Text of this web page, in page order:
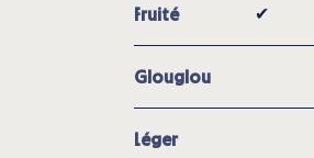
Fruité ✔︎
Glouglou
Léger